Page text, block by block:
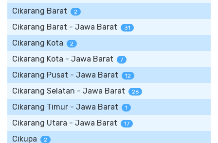
Cikarang Barat 2
Cikarang Barat - Jawa Barat 31
Cikarang Kota 2
Cikarang Kota - Jawa Barat 7
Cikarang Pusat - Jawa Barat 12
Cikarang Selatan - Jawa Barat 26
Cikarang Timur - Jawa Barat 1
Cikarang Utara - Jawa Barat 17
Cikupa 2